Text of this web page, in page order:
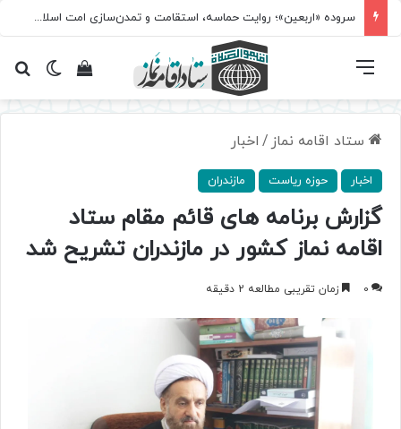
سروده‌ «اربعین»؛ روایت حماسه، استقامت و تمدن‌سازی امت اسلامی
تغییرمشاهده فهرست
ستاد اقامه نماز / اخبار
اخبار حوزه ریاست مازندران
گزارش برنامه های قائم مقام ستاد
اقامه نماز كشور در مازندران تشریح شد
0 زمان تقریبی مطالعه 2 دقیقه